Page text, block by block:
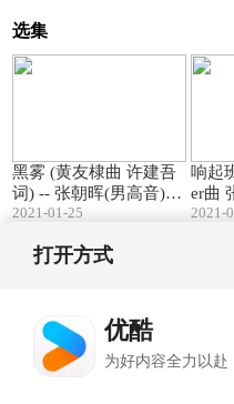
选集
黑雾 (黄友棣曲 许建吾
词) -- 张朝晖(男高音)独
唱 (香港)
2021-01-25
响起
er曲 张朝晖编合唱) (香
港重
2021-
打开方式
优酷
为好内容全力以赴